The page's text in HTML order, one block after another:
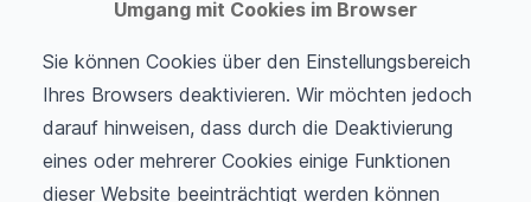
Umgang mit Cookies im Browser
Sie können Cookies über den Einstellungsbereich
Ihres Browsers deaktivieren. Wir möchten jedoch
darauf hinweisen, dass durch die Deaktivierung
eines oder mehrerer Cookies einige Funktionen
dieser Website beeinträchtigt werden können